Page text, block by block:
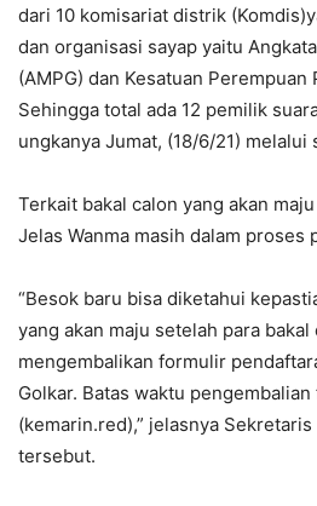
dari 10 komisariat distrik
dan organisasi sayap yaitu
(AMPG) dan Kesatuan Perempuan
Sehingga total ada 12 pemilik
ungkanya Jumat, (18/6/21) melalui
Terkait bakal calon yang akan
Jelas Wanma masih dalam proses
“Besok baru bisa diketahui
yang akan maju setelah para bakal
mengembalikan formulir
Golkar. Batas waktu
(kemarin.red),” jelasnya
tersebut.